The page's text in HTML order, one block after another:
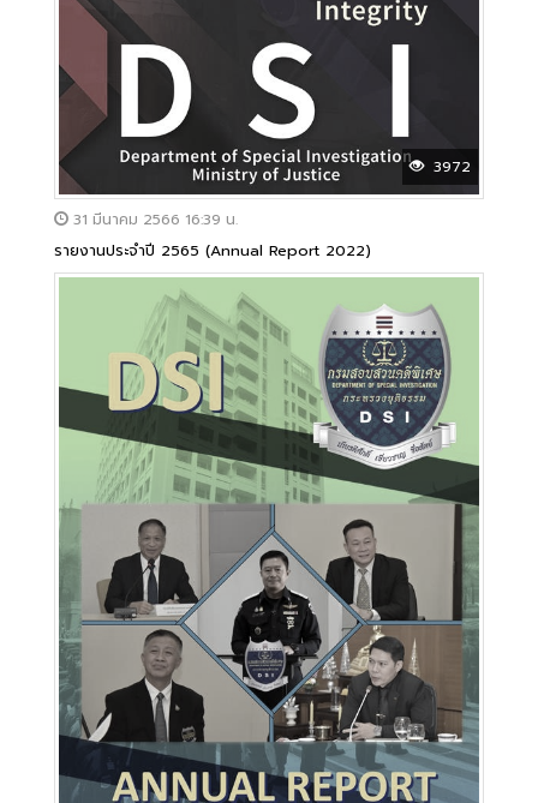
3972
31 มีนาคม 2566 16:39 น.
รายงานประจำปี 2565 (Annual Report 2022)